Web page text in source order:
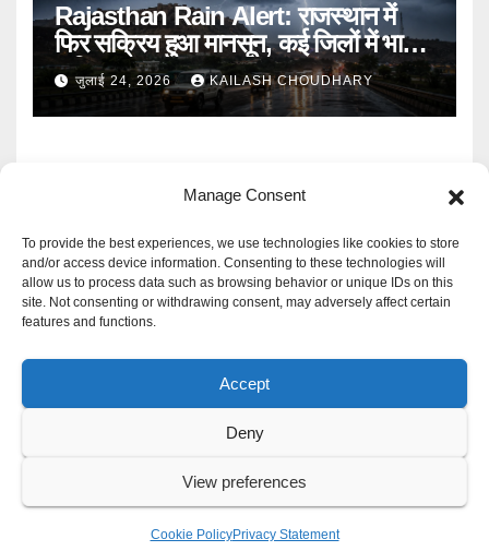
Manage Consent
To provide the best experiences, we use technologies like cookies to store
and/or access device information. Consenting to these technologies will
allow us to process data such as browsing behavior or unique IDs on this
site. Not consenting or withdrawing consent, may adversely affect certain
features and functions.
Accept
Deny
View preferences
Cookie PolicyPrivacy Statement
Rajasthan Rain Alert: राजस्थान में
फिर सक्रिय हुआ मानसून, कई जिलों में भारी
बारिश का Alert
जुलाई 24, 2026 KAILASH CHOUDHARY
Mangal Media News
हर खबर पर नजर